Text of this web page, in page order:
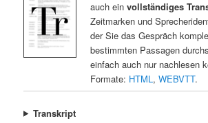
auch ein vollständiges
Zeitmarken und
der Sie das Gespräch
bestimmten Passagen
einfach auch nur nachlesen
Formate: HTML, WEBVTT.
Transkript